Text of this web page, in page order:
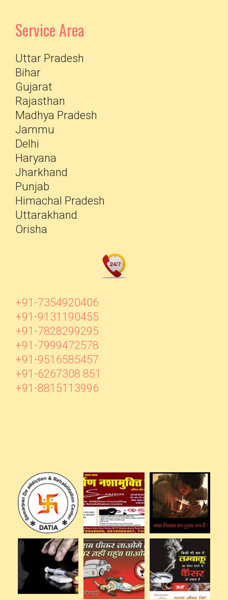
Service Area
Uttar Pradesh
Bihar
Gujarat
Rajasthan
Madhya Pradesh
Jammu
Delhi
Haryana
Jharkhand
Punjab
Himachal Pradesh
Uttarakhand
Orisha
+91-7354920406
+91-9131190455
+91-7828299295
+91-7999472578
+91-9516585457
+91-6267308 851
+91-8815113996